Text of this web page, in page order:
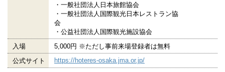
・一般社団法人日本旅館協会
・一般社団法人国際観光日本レストラン協
会
・公益社団法人国際観光施設協会
入場
5,000円 ※ただし事前来場登録者は無料
公式サイト
https://hoteres-osaka.jma.or.jp/